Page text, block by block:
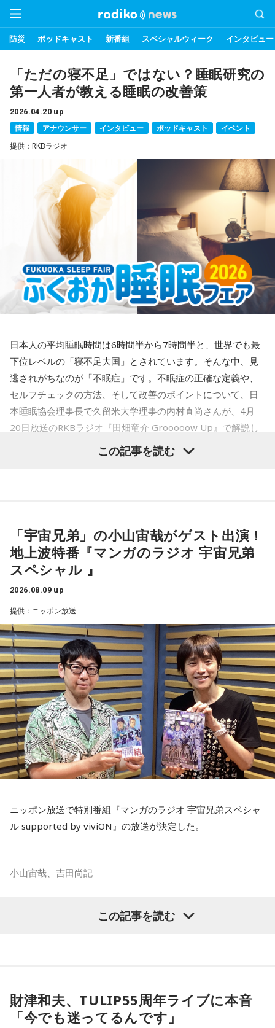
防災 ポッドキャスト 新番組 スペシャルウィーク インタビュー
「ただの寝不足」ではない？睡眠研究の
第一人者が教える睡眠の改善策
2026.04.20 up
情報 アナウンサー インタビュー ポッドキャスト
イベント
提供：RKBラジオ
日本人の平均睡眠時間は6時間半から7時間半と、世界でも最
下位レベルの「寝不足大国」とされています。そんな中、見
逃されがちなのが「不眠症」です。不眠症の正確な定義や、
セルフチェックの方法、そして改善のポイントについて、日
本睡眠協会理事長で久留米大学理事の内村直尚さんが、4月
20日放送のRKBラジオ『田畑竜介 Grooooow Up』で解説し
この記事を読む
「宇宙兄弟」の小山宙哉がゲスト出演！
地上波特番『マンガのラジオ 宇宙兄弟
スペシャル 』
2026.08.09 up
提供：ニッポン放送
ニッポン放送で特別番組『マンガのラジオ 宇宙兄弟スペシャ
ル supported by viviON』の放送が決定した。
小山宙哉、吉田尚記
パーソナリティを務め、漫画にまつわるゲストを迎えるポッ
18年に及ぶ「宇宙兄弟」の連載完結のタイミングでの出演と
なり、「宇宙兄弟」誕生のエピソードや「キャラクターに出
この記事を読む
財津和夫、TULIP55周年ライブに本音
「今でも迷ってるんです」